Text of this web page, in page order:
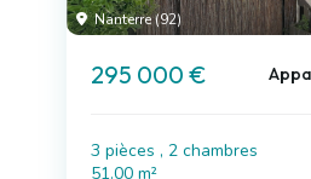
Nanterre (92)
295 000 €
3 pièces , 2 chambres
51.00 m²